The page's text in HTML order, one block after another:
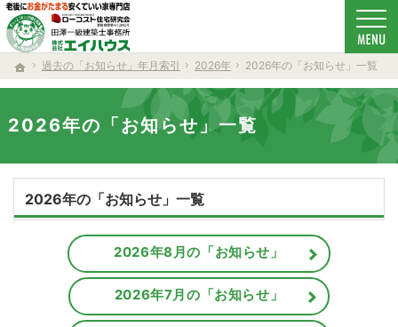
ホーム
過去の「お知らせ」年月索引 2026年 2026年の「お知らせ」一覧
2026年の「お知らせ」一覧
ローコスト住宅で耐震-省エネ重視の家をお探しのあなたへ、秋田・大仙・仙北・美郷・
新築-注文住宅(秋田・大仙・仙北・美郷・横手・湯沢・由利本荘)なら当社の安くていい家
2026年の「お知らせ」一覧
2026年8月の「お知らせ」
2026年7月の「お知らせ」